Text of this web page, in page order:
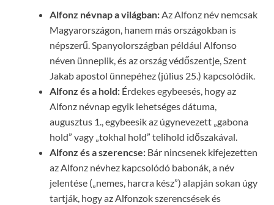
Alfonz névnap a világban: Az Alfonz név nemcsak
Magyarországon, hanem más országokban is
népszerű. Spanyolországban például Alfonso
néven ünneplik, és az ország védőszentje, Szent
Jakab apostol ünnepéhez (július 25.) kapcsolódik.
Alfonz és a hold: Érdekes egybeesés, hogy az
Alfonz névnap egyik lehetséges dátuma,
augusztus 1., egybeesik az úgynevezett „gabona
hold” vagy „tokhal hold” telihold időszakával.
Alfonz és a szerencse: Bár nincsenek kifejezetten
az Alfonz névhez kapcsolódó babonák, a név
jelentése („nemes, harcra kész”) alapján sokan úgy
tartják, hogy az Alfonzok szerencsések és